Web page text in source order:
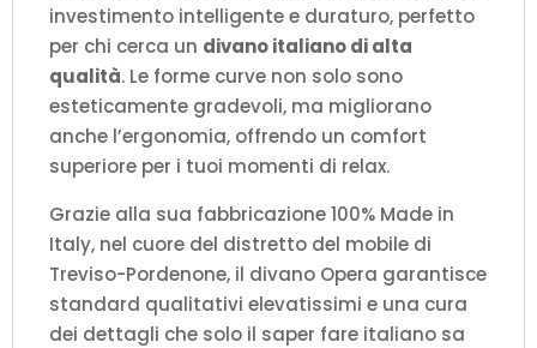
investimento intelligente e duraturo, perfetto
per chi cerca un divano italiano di alta
qualità. Le forme curve non solo sono
esteticamente gradevoli, ma migliorano
anche l’ergonomia, offrendo un comfort
superiore per i tuoi momenti di relax.
Grazie alla sua fabbricazione 100% Made in
Italy, nel cuore del distretto del mobile di
Treviso-Pordenone, il divano Opera garantisce
standard qualitativi elevatissimi e una cura
dei dettagli che solo il saper fare italiano sa